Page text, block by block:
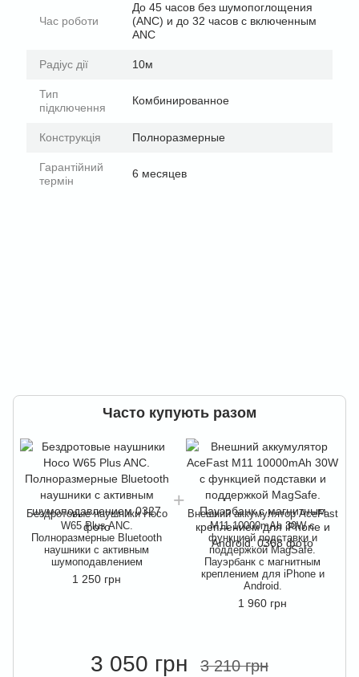
Час роботи
До 45 часов без шумопоглощения
(ANC) и до 32 часов с включенным
ANC
Радіус дії 10м
Тип
підключення
Комбинированное
Конструкція Полноразмерные
Гарантійний
термін
6 месяцев
Часто купують разом
Бездротовые наушники Hoco
W65 Plus ANC.
Полноразмерные Bluetooth
наушники с активным
шумоподавлением
1 250 грн
Внешний аккумулятор AceFast
M11 10000mAh 30W с
функцией подставки и
поддержкой MagSafe.
Пауэрбанк с магнитным
креплением для iPhone и
Android.
1 960 грн
3 050 грн 3 210 грн